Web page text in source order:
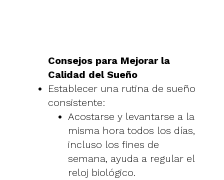
Consejos para Mejorar la
Calidad del Sueño
Establecer una rutina de sueño
consistente:
Acostarse y levantarse a la
misma hora todos los días,
incluso los fines de
semana, ayuda a regular el
reloj biológico.